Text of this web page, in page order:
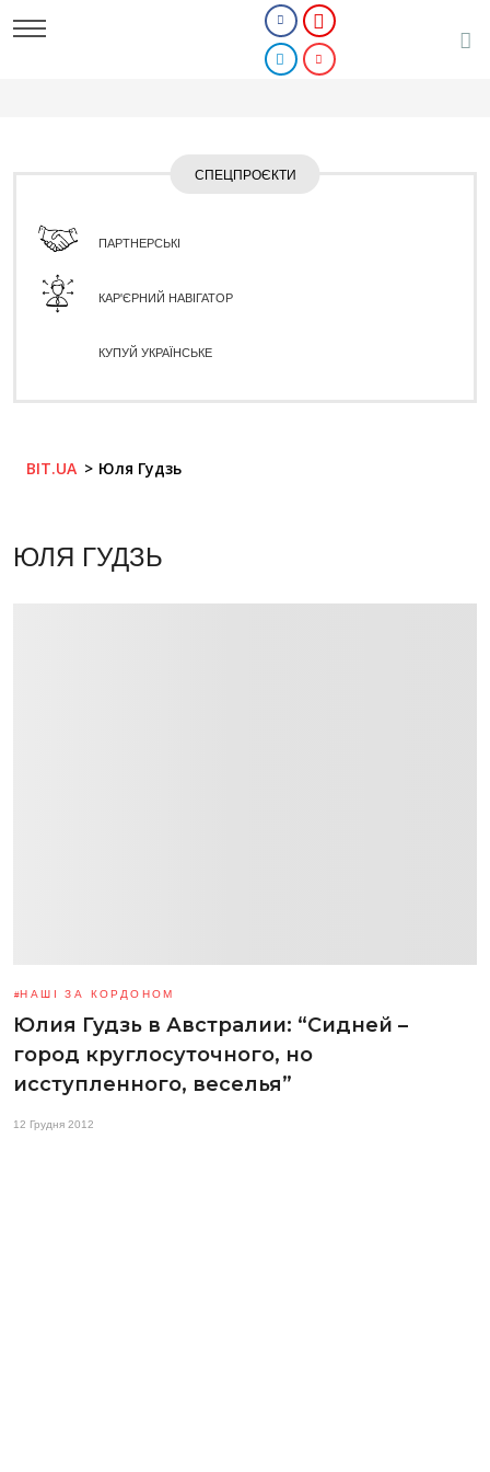
СПЕЦПРОЄКТИ
ПАРТНЕРСЬКІ
КАР'ЄРНИЙ НАВІГАТОР
КУПУЙ УКРАЇНСЬКЕ
BIT.UA Юля Гудзь
ЮЛЯ ГУДЗЬ
НАШІ ЗА КОРДОНОМ
Юлия Гудзь в Австралии: “Сидней –
город круглосуточного, но
исступленного, веселья”
12 Грудня 2012